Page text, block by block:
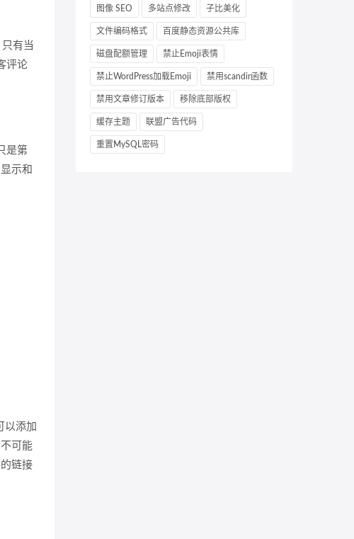
有当
评论
是第
示和
以添加
可能
链接
图像 SEO 多站点修改 子比美化
文件编码格式 百度静态资源公共库
磁盘配额管理 禁止Emoji表情
禁止WordPress加载Emoji 禁用scandir函数
禁用文章修订版本 移除底部版权
缓存主题 联盟广告代码
重置MySQL密码